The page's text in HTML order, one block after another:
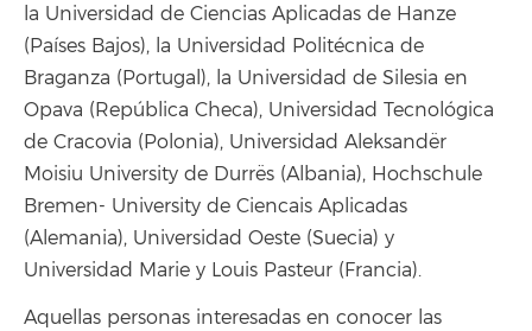
la Universidad de Ciencias Aplicadas de Hanze
(Países Bajos), la Universidad Politécnica de
Braganza (Portugal), la Universidad de Silesia en
Opava (República Checa), Universidad Tecnológica
de Cracovia (Polonia), Universidad Aleksandër
Moisiu University de Durrës (Albania), Hochschule
Bremen- University de Ciencais Aplicadas
(Alemania), Universidad Oeste (Suecia) y
Universidad Marie y Louis Pasteur (Francia).
Aquellas personas interesadas en conocer las